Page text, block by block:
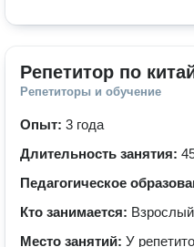
Репетитор по
Репетиторы и обучение
Опыт: 3 года
Длительность занятия:
Педагогическое
Кто занимается: Взрослый
Место занятий: У